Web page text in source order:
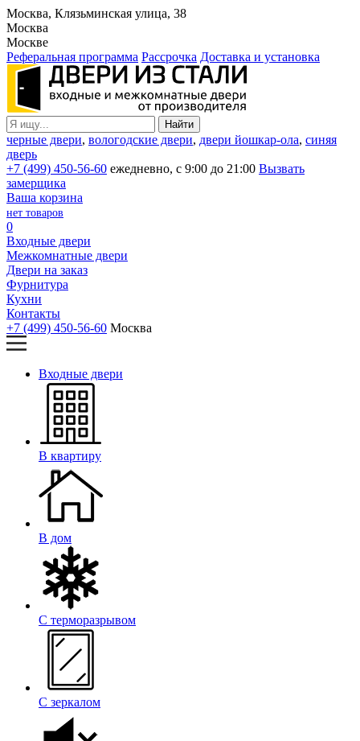
Москва, Клязьминская улица, 38
Москва
Москве
Реферальная программа Рассрочка Доставка и установка
черные двери, вологодские двери, двери йошкар-ола, синяя
дверь
+7 (499) 450-56-60 ежедневно, с 9:00 до 21:00 Вызвать
замерщика
Ваша корзина
нет товаров
0
Входные двери
Межкомнатные двери
Двери на заказ
Фурнитура
Кухни
Контакты
+7 (499) 450-56-60 Москва
Входные двери
В квартиру
В дом
С терморазрывом
С зеркалом